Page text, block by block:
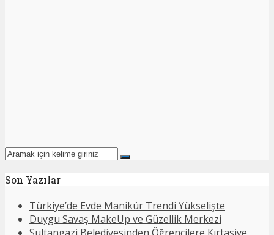
Son Yazılar
Türkiye’de Evde Manikür Trendi Yükselişte
Duygu Savaş MakeUp ve Güzellik Merkezi